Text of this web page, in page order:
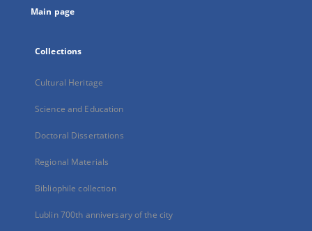
Main page
Collections
Cultural Heritage
Science and Education
Doctoral Dissertations
Regional Materials
Bibliophile collection
Lublin 700th anniversary of the city